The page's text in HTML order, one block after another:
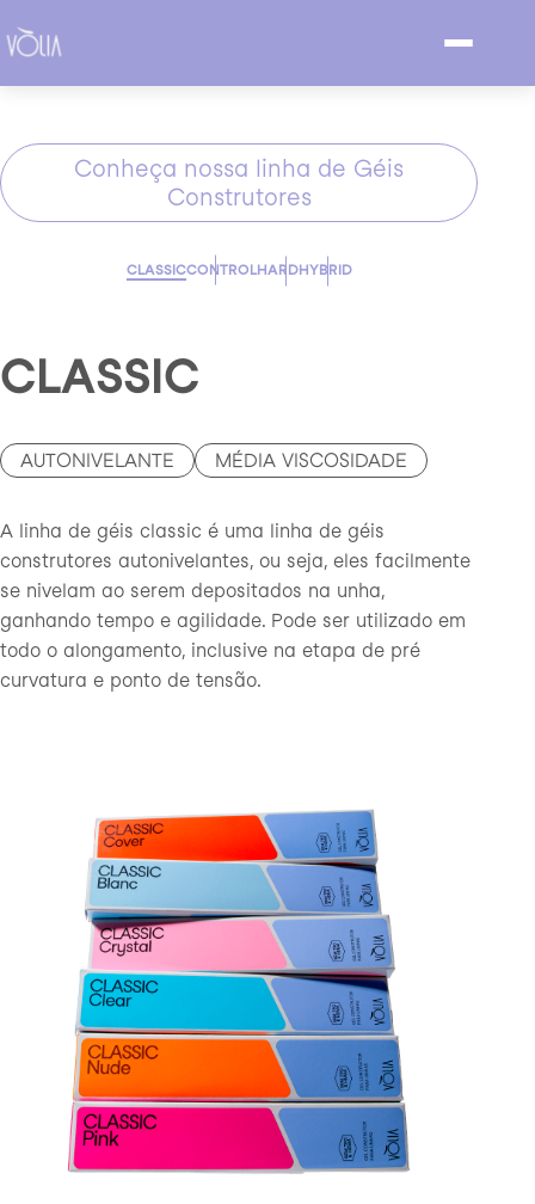
Conheça nossa linha de Géis
Construtores
CLASSICCONTROLHARDHYBRID
CLASSIC
AUTONIVELANTE MÉDIA VISCOSIDADE
A linha de géis classic é uma linha de géis
construtores autonivelantes, ou seja, eles facilmente
se nivelam ao serem depositados na unha,
ganhando tempo e agilidade. Pode ser utilizado em
todo o alongamento, inclusive na etapa de pré
curvatura e ponto de tensão.